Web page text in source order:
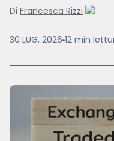
Di Francesca Rizzi
30 LUG, 2026 12 min